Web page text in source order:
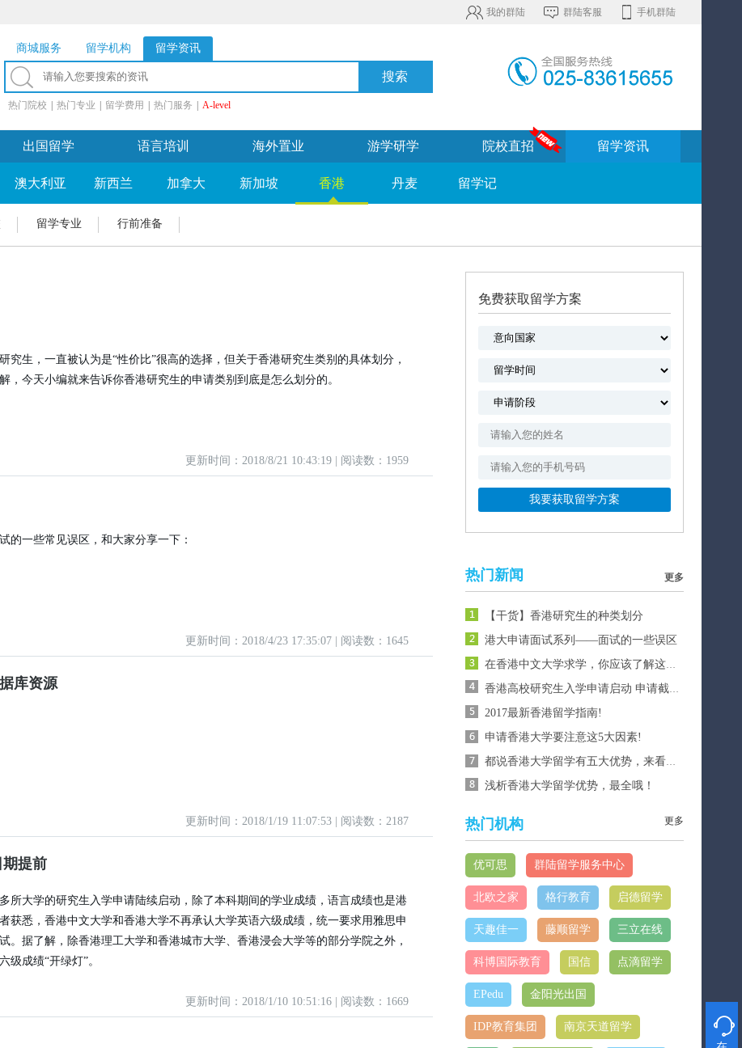
我的群陆 群陆客服 手机群陆
商城服务 留学机构 留学资讯
热门院校 热门专业 留学费用 热门服务 A-level
出国留学 语言培训 海外置业 游学研学 院校直招 留学资讯
澳大利亚 新西兰 加拿大 新加坡 香港 丹麦 留学记
留学专业 行前准备
究生，一直被认为是“性价比”很高的选择，但关于香港研究生类别的具体划分，
，今天小编就来告诉你香港研究生的申请类别到底是怎么划分的。
更新时间：2018/8/21 10:43:19 | 阅读数：1959
的一些常见误区，和大家分享一下：
更新时间：2018/4/23 17:35:07 | 阅读数：1645
库资源
更新时间：2018/1/19 11:07:53 | 阅读数：2187
提前
所大学的研究生入学申请陆续启动，除了本科期间的学业成绩，语言成绩也是港
获悉，香港中文大学和香港大学不再承认大学英语六级成绩，统一要求用雅思申
。据了解，除香港理工大学和香港城市大学、香港浸会大学等的部分学院之外，
级成绩“开绿灯”。
更新时间：2018/1/10 10:51:16 | 阅读数：1669
免费获取留学方案
热门新闻 更多
【干货】香港研究生的种类划分
港大申请面试系列——面试的一些误区
在香港中文大学求学，你应该了解这些数据库资源
香港高校研究生入学申请启动 申请截止日期提前
2017最新香港留学指南!
申请香港大学要注意这5大因素!
都说香港大学留学有五大优势，来看看？
浅析香港大学留学优势，最全哦！
热门机构 更多
优可思 群陆留学服务中心
北欧之家 格行教育 启德留学
天趣佳一 藤顺留学 三立在线
科博国际教育 国信 点滴留学
EPedu 金阳光出国
IDP教育集团 南京天道留学 